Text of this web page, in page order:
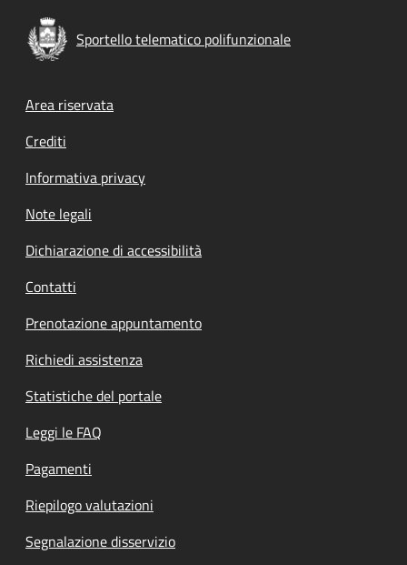
Sportello telematico polifunzionale
Footer menu
Area riservata
Crediti
Informativa privacy
Note legali
Dichiarazione di accessibilità
Contatti
Prenotazione appuntamento
Richiedi assistenza
Statistiche del portale
Leggi le FAQ
Pagamenti
Riepilogo valutazioni
Segnalazione disservizio